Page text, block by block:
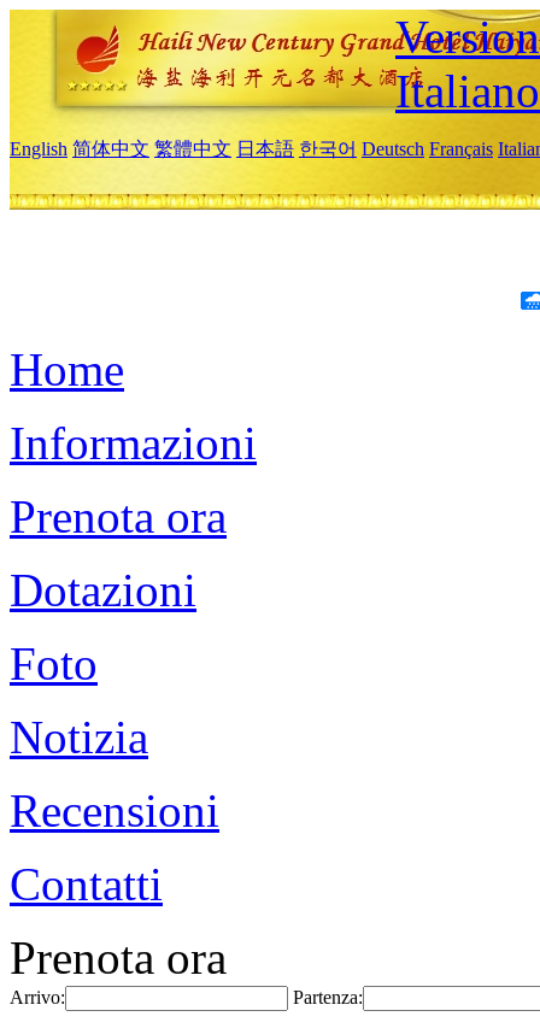
Italiano
English 简体中文 繁體中文 日本語 한국어 Deutsch Français
Home
Informazioni
Prenota ora
Dotazioni
Foto
Notizia
Recensioni
Contatti
Prenota ora
Arrivo: Partenza: